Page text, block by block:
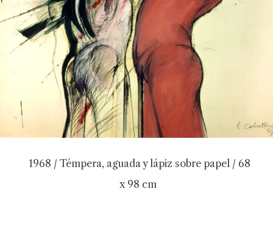
1968 / Témpera, aguada y lápiz sobre papel / 68
x 98 cm